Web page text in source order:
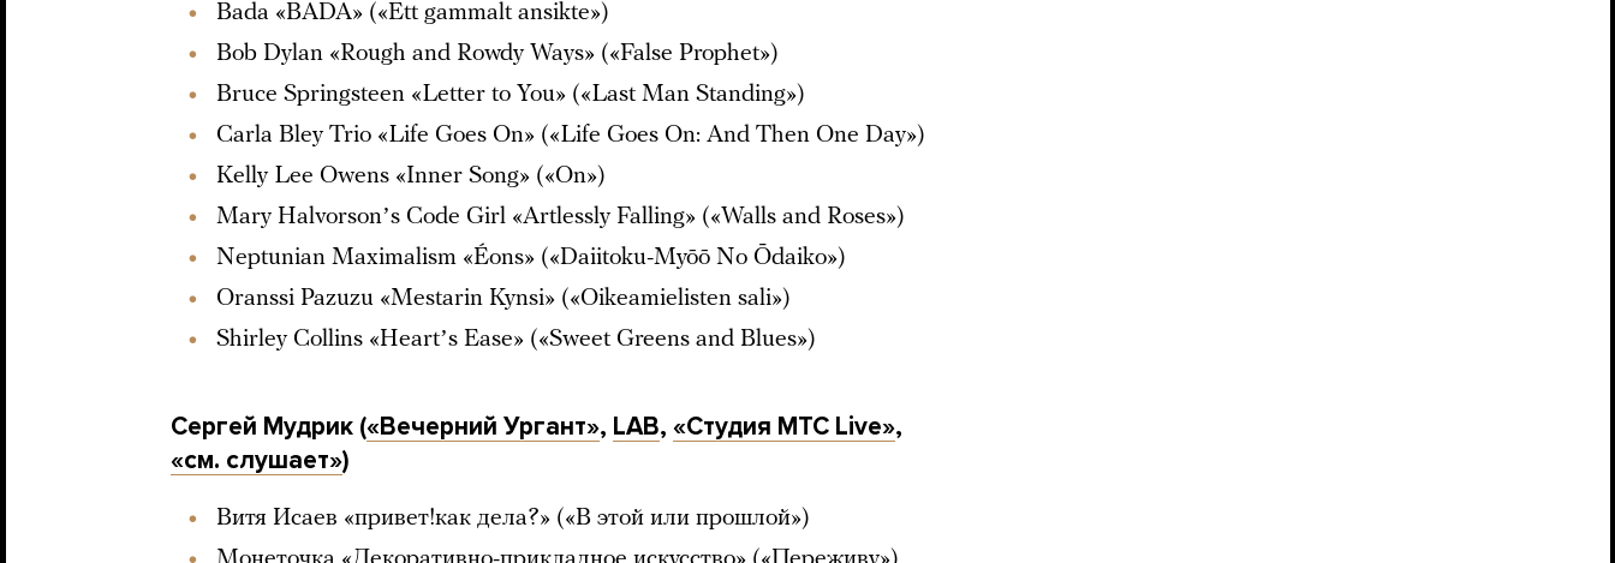
Bada «BADA» («Ett gammalt ansikte»)
Bob Dylan «Rough and Rowdy Ways» («False Prophet»)
Bruce Springsteen «Letter to You» («Last Man Standing»)
Carla Bley Trio «Life Goes On» («Life Goes On: And Then One Day»)
Kelly Lee Owens «Inner Song» («On»)
Mary Halvorsonʼs Code Girl «Artlessly Falling» («Walls and Roses»)
Neptunian Maximalism «Éons» («Daiitoku​-​Myōō No Ōdaiko»)
Oranssi Pazuzu «Mestarin Kynsi» («Oikeamielisten sali»)
Shirley Collins «Heartʼs Ease» («Sweet Greens and Blues»)
Сергей Мудрик («Вечерний Ургант», LAB, «Студия МТС Live»,
«см. слушает»)
Витя Исаев «привет!как дела?» («В этой или прошлой»)